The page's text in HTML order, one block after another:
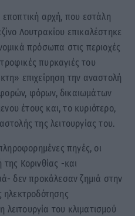
αρχή, που εστάλη
Λουτρακίου επικαλέστηκε
πρόσωπα στις περιοχές
πυρκαγιές του
επιχείρηση την αναστολή
φόρων, δικαιωμάτων
έτους και, το κυριότερο,
της λειτουργίας του.
πηγές, οι
Κορινθίας -και
δεν προκάλεσαν ζημιά στην
ηλεκτροδότησης
του κλιματισμού